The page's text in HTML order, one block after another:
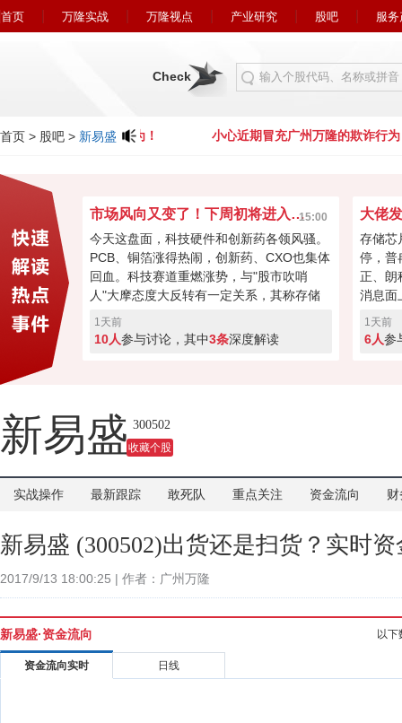
首页 万隆实战 万隆视点 产业研究 股吧 服
Check
首页 > 股吧 > 新易盛
充广州万隆的欺诈行为！ 小心近期冒充广州万隆的欺诈行为！
市场风向又变了！下周初将进入关键窗口？15:00
今天这盘面，科技硬件和创新药各领风骚。
PCB、铜箔涨得热闹，创新药、CXO也集体
回血。科技赛道重燃涨势，与"股市吹哨
人"大摩态度大反转有一定关系，其称存储
最悲观过去，市场焦点要转向资本回馈，回
购、现金流或将成新催化。经过本周的连续
1天前
10人参与讨论，其中3条深度解读
存储芯
停，普
正、朗
消息面
长速
芯片
1天前
6人参
新易盛 300502
收藏个股
实战操作 最新跟踪 敢死队 重点关注 资金流向
新易盛 (300502)出货还是扫货？实时
2017/9/13 18:00:25 | 作者：广州万隆
新易盛·资金流向 以下
资金流向实时 日线